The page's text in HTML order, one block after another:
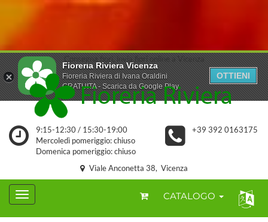
Fioreria Riviera Vicenza
Fioreria Riviera di Ivana Oraldini
GRATUITA - Scarica da Google Play
OTTIENI
Consegna fiori, invia fiori online a Vicenza
9:15-12:30 / 15:30-19:00
Mercoledì pomeriggio: chiuso
Domenica pomeriggio: chiuso
+39 392 0163175
Viale Anconetta 38, Vicenza
CATALOGO